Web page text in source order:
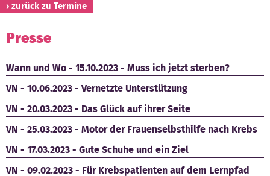
› zurück zu Termine
Presse
Wann und Wo - 15.10.2023 - Muss ich jetzt sterben?
VN - 10.06.2023 - Vernetzte Unterstützung
VN - 20.03.2023 - Das Glück auf ihrer Seite
VN - 25.03.2023 - Motor der Frauenselbsthilfe nach Krebs
VN - 17.03.2023 - Gute Schuhe und ein Ziel
VN - 09.02.2023 - Für Krebspatienten auf dem Lernpfad